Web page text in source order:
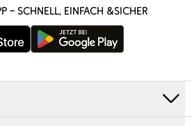
– SCHNELL, EINFACH &SICHER